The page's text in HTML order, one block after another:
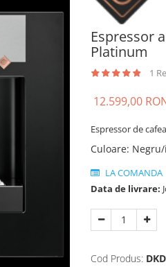
Espressor
Platinum
1
12.599,00
Espressor de
Culoare:
LA COMANDA
Data de livrare:
Cod Produs: